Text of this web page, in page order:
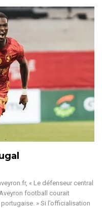
« Le défenseur central
football courait
portugaise. » Si l’officialisation